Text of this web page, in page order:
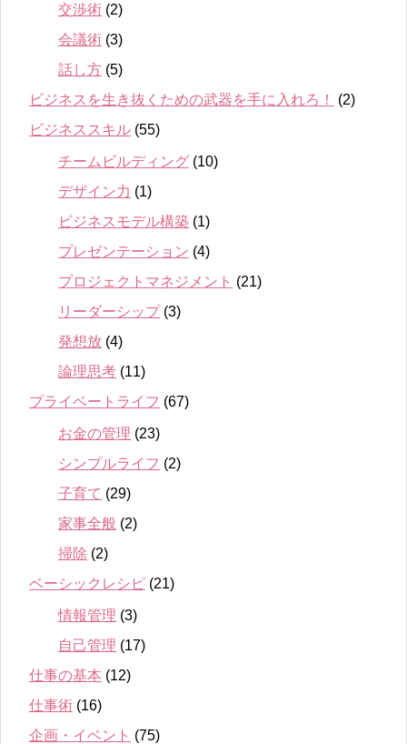
交渉術 (2)
会議術 (3)
話し方 (5)
ビジネスを生き抜くための武器を手に入れろ！
(2)
ビジネススキル (55)
チームビルディング (10)
デザイン力 (1)
ビジネスモデル構築 (1)
プレゼンテーション (4)
プロジェクトマネジメント (21)
リーダーシップ(3)
発想放 (4)
論理思考 (11)
プライベートライフ (67)
お金の管理 (23)
シンプルライフ (2)
子育て (29)
家事全般 (2)
掃除 (2)
ベーシックレシピ (21)
情報管理 (3)
自己管理 (17)
仕事の基本 (12)
仕事術 (16)
企画・イベント (75)